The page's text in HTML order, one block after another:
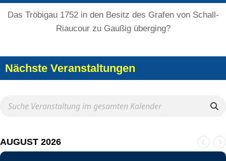
Das Tröbigau 1752 in den Besitz des Grafen von Schall-
Riaucour zu Gaußig überging?
Nächste Veranstaltungen
AUGUST 2026